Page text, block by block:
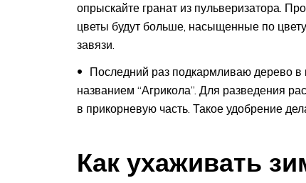
опрыскайте гранат из пульверизатора.
цветы будут больше, насыщенные по
завязи.
Последний раз подкармливаю дерево
названием “Агрикола”. Для разведения
в прикорневую часть. Такое удобрение
Как ухаживать